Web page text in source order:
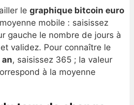
le graphique bitcoin euro
mobile : saisissez
gauche le nombre de jours à
validez. Pour connaître le
, saisissez 365 ; la valeur
à la moyenne